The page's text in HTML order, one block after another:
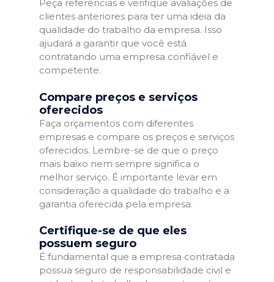
Peça referências e verifique avaliações de
clientes anteriores para ter uma ideia da
qualidade do trabalho da empresa. Isso
ajudará a garantir que você está
contratando uma empresa confiável e
competente.
Compare preços e serviços
oferecidos
Faça orçamentos com diferentes
empresas e compare os preços e serviços
oferecidos. Lembre-se de que o preço
mais baixo nem sempre significa o
melhor serviço. É importante levar em
consideração a qualidade do trabalho e a
garantia oferecida pela empresa.
Certifique-se de que eles
possuem seguro
É fundamental que a empresa contratada
possua seguro de responsabilidade civil e